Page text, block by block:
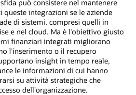
può consistere nel mantenere
queste integrazioni se le aziende
di sistemi, compresi quelli in
e nel cloud. Ma è l'obiettivo giusto
finanziari integrati migliorano
l'inserimento o il recupero
insight in tempo reale,
le informazioni di cui hanno
su attività strategiche che
dell'organizzazione.